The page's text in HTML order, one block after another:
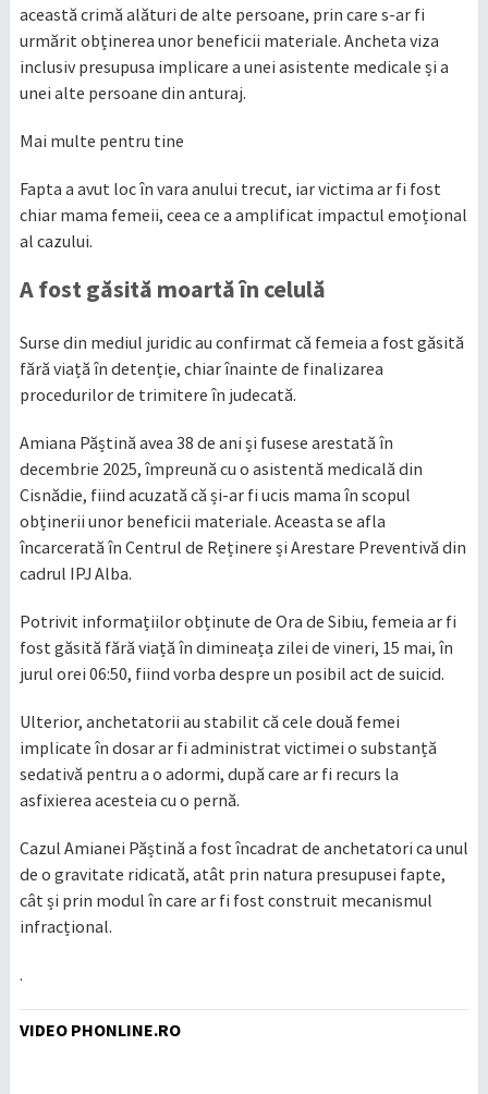
această crimă alături de alte persoane, prin care s-ar fi
urmărit obținerea unor beneficii materiale. Ancheta viza
inclusiv presupusa implicare a unei asistente medicale și a
unei alte persoane din anturaj.
Mai multe pentru tine
Fapta a avut loc în vara anului trecut, iar victima ar fi fost
chiar mama femeii, ceea ce a amplificat impactul emoțional
al cazului.
A fost găsită moartă în celulă
Surse din mediul juridic au confirmat că femeia a fost găsită
fără viață în detenție, chiar înainte de finalizarea
procedurilor de trimitere în judecată.
Amiana Păștină avea 38 de ani și fusese arestată în
decembrie 2025, împreună cu o asistentă medicală din
Cisnădie, fiind acuzată că și-ar fi ucis mama în scopul
obținerii unor beneficii materiale. Aceasta se afla
încarcerată în Centrul de Reținere și Arestare Preventivă din
cadrul IPJ Alba.
Potrivit informațiilor obținute de Ora de Sibiu, femeia ar fi
fost găsită fără viață în dimineața zilei de vineri, 15 mai, în
jurul orei 06:50, fiind vorba despre un posibil act de suicid.
Ulterior, anchetatorii au stabilit că cele două femei
implicate în dosar ar fi administrat victimei o substanță
sedativă pentru a o adormi, după care ar fi recurs la
asfixierea acesteia cu o pernă.
Cazul Amianei Păștină a fost încadrat de anchetatori ca unul
de o gravitate ridicată, atât prin natura presupusei fapte,
cât și prin modul în care ar fi fost construit mecanismul
infracțional.
.
VIDEO PHONLINE.RO